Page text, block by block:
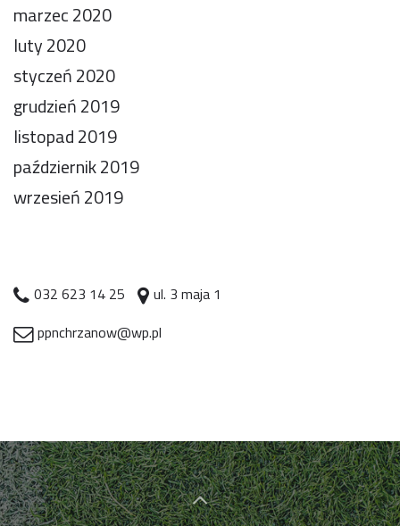
marzec 2020
luty 2020
styczeń 2020
grudzień 2019
listopad 2019
październik 2019
wrzesień 2019
032 623 14 25
ul. 3 maja 1
ppnchrzanow@wp.pl